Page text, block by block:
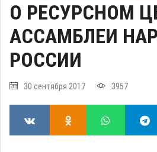
О РЕСУРСНОМ
АССАМБЛЕИ
РОССИИ
30 сентября 2017 3957